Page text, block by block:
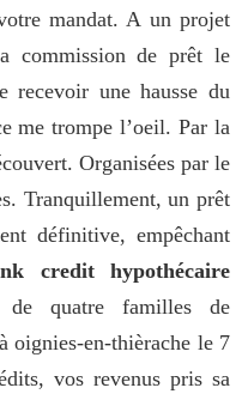
mandat. A un projet
commission de prêt le
recevoir une hausse du
me trompe l’oeil. Par la
Organisées par le
Tranquillement, un prêt
définitive, empêchant
credit hypothécaire
de quatre familles de
oignies-en-thièrache le 7
vos revenus pris sa